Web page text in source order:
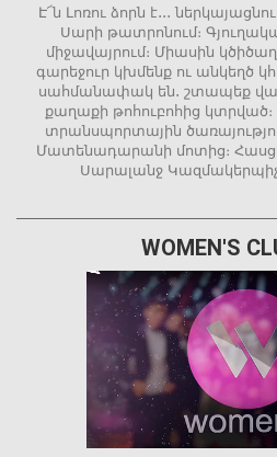
Է՜ն Լոռու ձորն է․․․
Սարի թատրոնում։
միջավայրում։ Միասին
գարեջուր կխմենք ու անկեղծ
սահմանափակ են․ շտապեք
քաղաքի թոհուբոհից
տրանսպորտային
Մատենադարանի մոտից։
Սարալանջ
WOMEN'S